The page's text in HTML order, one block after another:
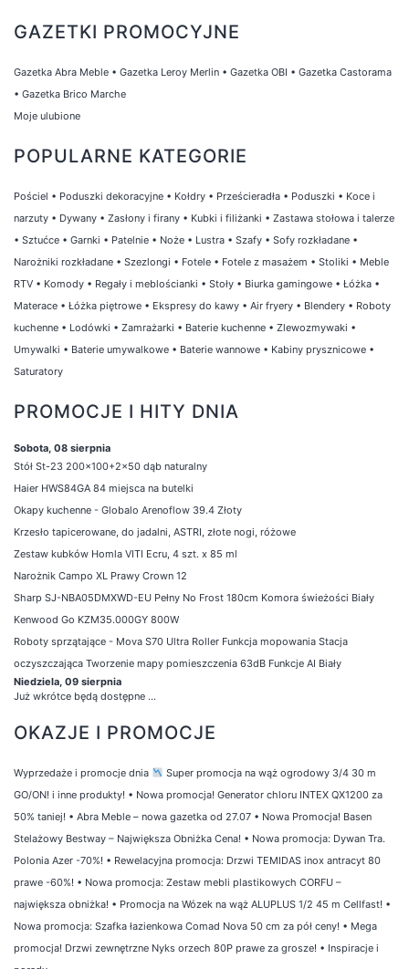
GAZETKI PROMOCYJNE
Gazetka Abra Meble • Gazetka Leroy Merlin • Gazetka OBI • Gazetka Castorama
• Gazetka Brico Marche
Moje ulubione
POPULARNE KATEGORIE
Pościel • Poduszki dekoracyjne • Kołdry • Prześcieradła • Poduszki • Koce i
narzuty • Dywany • Zasłony i firany • Kubki i filiżanki • Zastawa stołowa i talerze
• Sztućce • Garnki • Patelnie • Noże • Lustra • Szafy • Sofy rozkładane •
Narożniki rozkładane • Szezlongi • Fotele • Fotele z masażem • Stoliki • Meble
RTV • Komody • Regały i meblościanki • Stoły • Biurka gamingowe • Łóżka •
Materace • Łóżka piętrowe • Ekspresy do kawy • Air fryery • Blendery • Roboty
kuchenne • Lodówki • Zamrażarki • Baterie kuchenne • Zlewozmywaki •
Umywalki • Baterie umywalkowe • Baterie wannowe • Kabiny prysznicowe •
Saturatory
PROMOCJE I HITY DNIA
Sobota, 08 sierpnia
Stół St-23 200x100+2x50 dąb naturalny
Haier HWS84GA 84 miejsca na butelki
Okapy kuchenne - Globalo Arenoflow 39.4 Złoty
Krzesło tapicerowane, do jadalni, ASTRI, złote nogi, różowe
Zestaw kubków Homla VITI Ecru, 4 szt. x 85 ml
Narożnik Campo XL Prawy Crown 12
Sharp SJ-NBA05DMXWD-EU Pełny No Frost 180cm Komora świeżości Biały
Kenwood Go KZM35.000GY 800W
Roboty sprzątające - Mova S70 Ultra Roller Funkcja mopowania Stacja
oczyszczająca Tworzenie mapy pomieszczenia 63dB Funkcje AI Biały
Niedziela, 09 sierpnia
Już wkrótce będą dostępne ...
OKAZJE I PROMOCJE
Wyprzedaże i promocje dnia
Super promocja na wąż ogrodowy 3/4 30 m
GO/ON! i inne produkty! • Nowa promocja! Generator chloru INTEX QX1200 za
50% taniej! • Abra Meble – nowa gazetka od 27.07 • Nowa Promocja! Basen
Stelażowy Bestway – Największa Obniżka Cena! • Nowa promocja: Dywan Tra.
Polonia Azer -70%! • Rewelacyjna promocja: Drzwi TEMIDAS inox antracyt 80
prawe -60%! • Nowa promocja: Zestaw mebli plastikowych CORFU –
największa obniżka! • Promocja na Wózek na wąż ALUPLUS 1/2 45 m Cellfast! •
Nowa promocja: Szafka łazienkowa Comad Nova 50 cm za pół ceny! • Mega
promocja! Drzwi zewnętrzne Nyks orzech 80P prawe za grosze! • Inspiracje i